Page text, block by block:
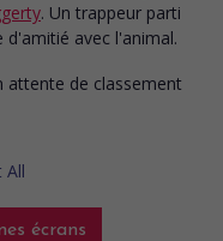
. Un trappeur parti
d'amitié avec l'animal.
écrans